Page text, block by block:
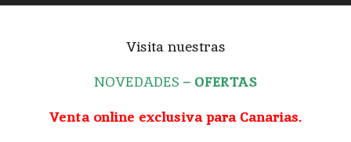
Visita nuestras
NOVEDADES – OFERTAS
Venta online exclusiva para Canarias.